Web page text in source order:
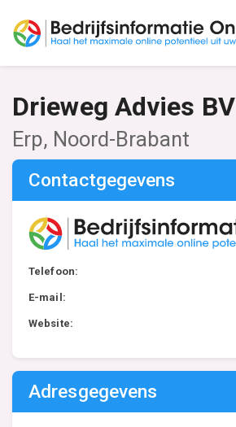
Drieweg Advies BV
Erp, Noord-Brabant
Contactgegevens
Telefoon:
E-mail:
Website:
Adresgegevens